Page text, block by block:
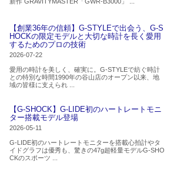
【創業36年の信頼】G-STYLEで出会う、G-S
HOCKの限定モデルと大切な時計を長く愛用
するためのプロの技術
2026-07-22
愛用の時計を美しく、確実に。G-STYLEで紡ぐ時計
との特別な時間1990年の谷山店のオープン以来、地
域の皆様に支えられ ...
【G-SHOCK】G-LIDE初のハートレートモニ
ター搭載モデル登場
2026-05-11
G-LIDE初のハートレートモニターを搭載心拍計やタ
イドグラフは優秀も、驚きの47g超軽量モデルG-SHO
CKのスポーツ ...